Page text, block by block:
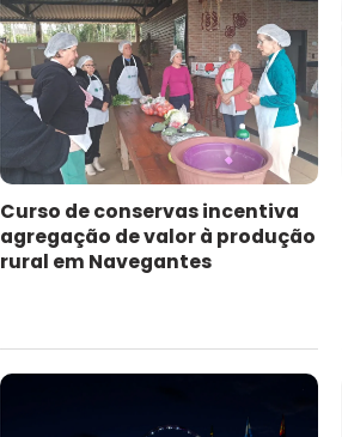
Curso de conservas incentiva
agregação de valor à produção
rural em Navegantes